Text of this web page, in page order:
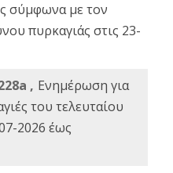
σύμφωνα με τον
πυρκαγιάς στις 23-
, Ενημέρωση για
του τελευταίου
2026 έως